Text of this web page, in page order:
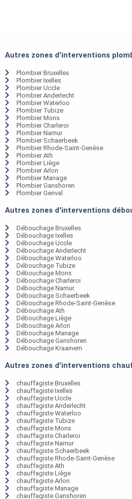
Autres zones d'interventions
Plombier Bruxelles
Plombier Ixelles
Plombier Uccle
Plombier Anderlecht
Plombier Waterloo
Plombier Tubize
Plombier Mons
Plombier Charleroi
Plombier Namur
Plombier Schaerbeek
Plombier Rhode-Saint-Genèse
Plombier Ath
Plombier Liège
Plombier Arlon
Plombier Manage
Plombier Ganshoren
Plombier Genval
Autres zones d'interventions
Débouchage Bruxelles
Débouchage Ixelles
Débouchage Uccle
Débouchage Anderlecht
Débouchage Waterloo
Débouchage Tubize
Débouchage Mons
Débouchage Charleroi
Débouchage Namur
Débouchage Schaerbeek
Débouchage Rhode-Saint-Genèse
Débouchage Ath
Débouchage Liège
Débouchage Arlon
Débouchage Manage
Débouchage Ganshoren
Débouchage Kraainem
Autres zones d'interventions
chauffagiste Bruxelles
chauffagiste Ixelles
chauffagiste Uccle
chauffagiste Anderlecht
chauffagiste Waterloo
chauffagiste Tubize
chauffagiste Mons
chauffagiste Charleroi
chauffagiste Namur
chauffagiste Schaerbeek
chauffagiste Rhode-Saint-Genèse
chauffagiste Ath
chauffagiste Liège
chauffagiste Arlon
chauffagiste Manage
chauffagiste Ganshoren